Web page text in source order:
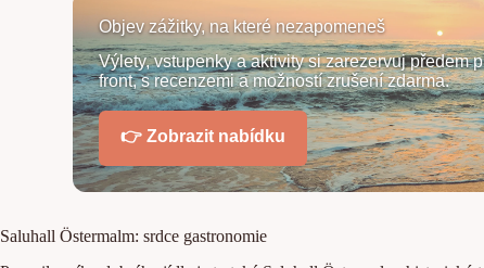
Objev zážitky, na které nezapomeneš
Výlety, vstupenky a aktivity si zarezervuj předem
front, s recenzemi a možností zrušení zdarma.
👉 Zobrazit nabídku
Saluhall Östermalm: srdce gastronomie